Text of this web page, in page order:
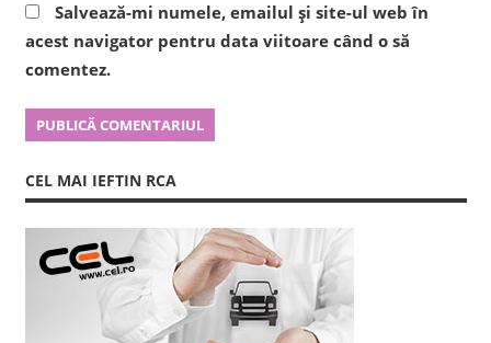
Salvează-mi numele, emailul și site-ul web în
acest navigator pentru data viitoare când o să
comentez.
CEL MAI IEFTIN RCA